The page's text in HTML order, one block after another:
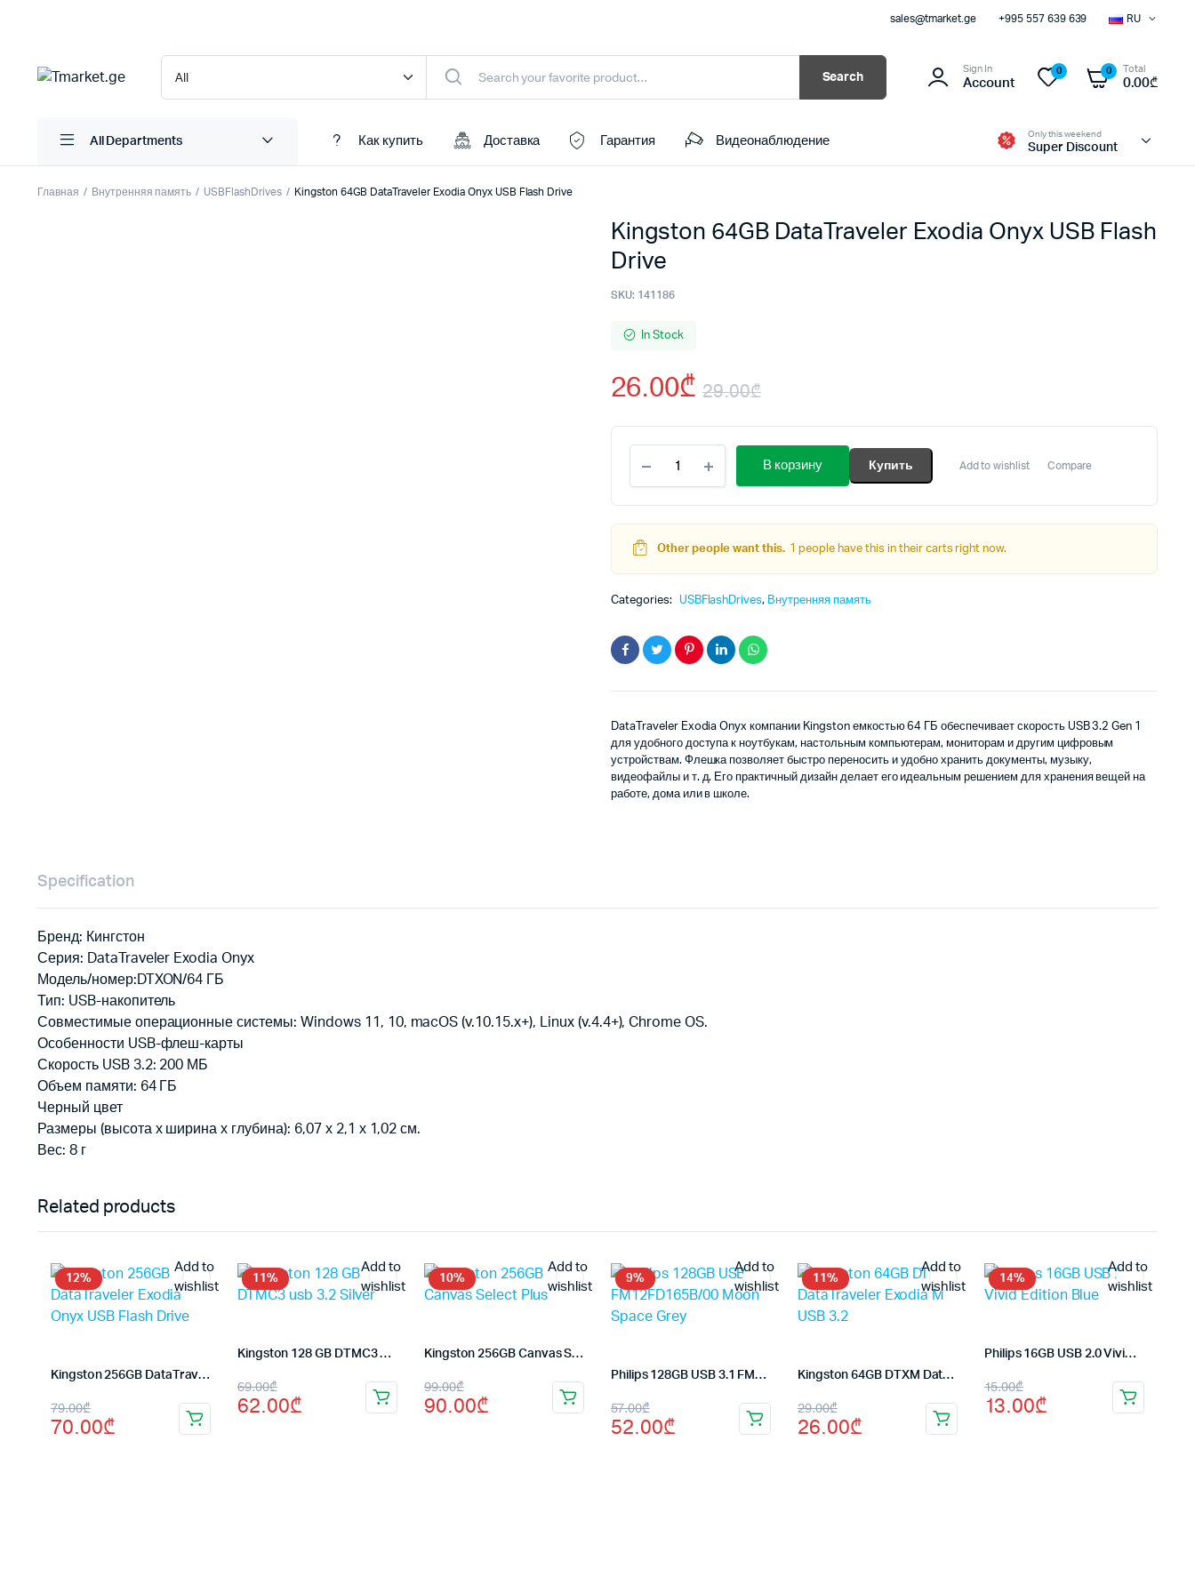
sales@tmarket.ge +995 557 639 639 RU
Search
Sign In
Account
0 0 Total
0.00₾
All Departments Как купить Доставка Гарантия Видеонаблюдение
Only this weekend
Super Discount
Главная Внутренняя память USBFlashDrives Kingston 64GB DataTraveler Exodia Onyx USB Flash Drive
Kingston 64GB DataTraveler Exodia Onyx USB Flash
Drive
SKU: 141186
In Stock
29.00₾
Первоначальная
цена
составляла
29.00₾.
26.00₾
Текущая
цена:
26.00₾.
64GB
DataTraveler
Exodia
Flash
Drive
В корзину Купить Add to wishlist Compare
Other people want this. 1 people have this in their carts right now.
Categories: USBFlashDrives, Внутренняя память
DataTraveler Exodia Onyx компании Kingston емкостью 64 ГБ обеспечивает скорость USB 3.2 Gen 1
для удобного доступа к ноутбукам, настольным компьютерам, мониторам и другим цифровым
устройствам. Флешка позволяет быстро переносить и удобно хранить документы, музыку,
видеофайлы и т. д. Его практичный дизайн делает его идеальным решением для хранения вещей на
работе, дома или в школе.
Specification
Бренд: Кингстон
Серия: DataTraveler Exodia Onyx
Модель/номер:DTXON/64 ГБ
Тип: USB-накопитель
Совместимые операционные системы: Windows 11, 10, macOS (v.10.15.x+), Linux (v.4.4+), Chrome OS.
Особенности USB-флеш-карты
Скорость USB 3.2: 200 МБ
Объем памяти: 64 ГБ
Черный цвет
Размеры (высота х ширина х глубина): 6,07 х 2,1 х 1,02 см.
Вес: 8 г
Related products
12%
Add to
wishlist
Kingston 256GB DataTraveler Exodia Onyx USB Flash Drive
79.00₾
Первоначальная
цена
70.00₾
Текущая
цена:
11%
Add to
wishlist
Kingston 128 GB DTMC3 usb 3.2 Silver
69.00₾
Первоначальная
цена
62.00₾
Текущая
цена:
10%
Add to
wishlist
Kingston 256GB Canvas Select Plus
99.00₾
Первоначальная
цена
90.00₾
Текущая
цена:
9%
Add to
wishlist
Philips 128GB USB 3.1 FM12FD165B/00 Moon Space Grey
57.00₾
Первоначальная
цена
52.00₾
Текущая
цена:
11%
Add to
wishlist
Kingston 64GB DTXM DataTraveler Exodia M USB 3.2
29.00₾
Первоначальная
цена
26.00₾
Текущая
цена:
14%
Add to
wishlist
Philips 16GB USB 2.0 Vivid Edition Blue
15.00₾
Первоначальная
цена
13.00₾
Текущая
цена: